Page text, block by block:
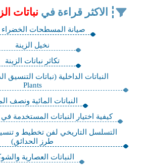
الاكثر قراءة في نباتات
صيانة المسطحات الخضراء
نخيل الزينة
تكاثر نباتات الزينة
Plants
النباتات المائية ونصف
كيفية اختيار النباتات المستخدمة
التسلسل التاريخي لفن تخطيط و
طرز الحدائق)
النباتات العصارية